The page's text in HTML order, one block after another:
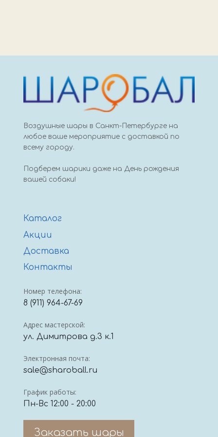
Воздушные шары в Санкт-Петербурге на
любое ваше мероприятие с доставкой по
всему городу.
Подберем шарики даже на День рождения
вашей собаки!
Каталог
Акции
Доставка
Контакты
Номер телефона:
8 (911) 964-67-69
Адрес мастерской:
ул. Димитрова д.3 к.1
Электронная почта:
sale@sharoball.ru
График работы:
Пн-Вс 12:00 - 20:00
Заказать шары